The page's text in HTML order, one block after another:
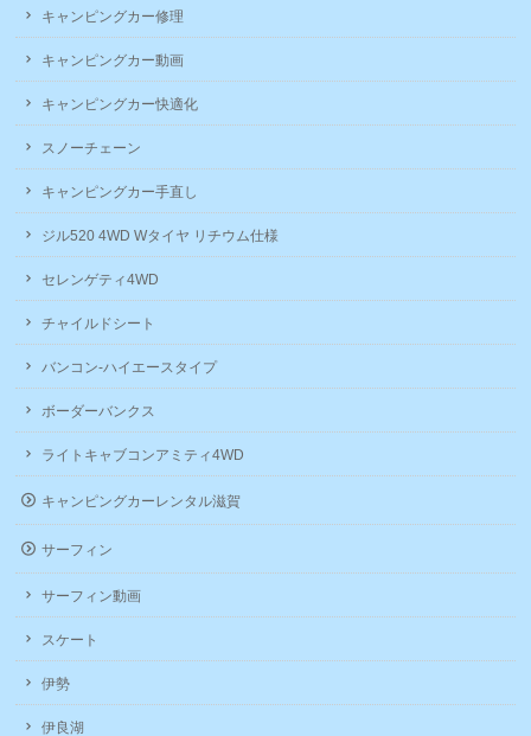
キャンピングカー修理
キャンピングカー動画
キャンピングカー快適化
スノーチェーン
キャンピングカー手直し
ジル520 4WD Wタイヤ リチウム仕様
セレンゲティ4WD
チャイルドシート
バンコン-ハイエースタイプ
ボーダーバンクス
ライトキャブコンアミティ4WD
キャンピングカーレンタル滋賀
サーフィン
サーフィン動画
スケート
伊勢
伊良湖